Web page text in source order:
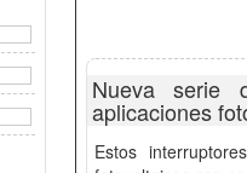
Nueva serie
aplicaciones
Estos